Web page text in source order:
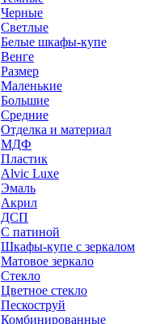
Черные
Светлые
Белые шкафы-купе
Венге
Размер
Маленькие
Большие
Средние
Отделка и материал
МДФ
Пластик
Alvic Luxe
Эмаль
Акрил
ДСП
С патиной
Шкафы-купе с зеркалом
Матовое зеркало
Стекло
Цветное стекло
Пескоструй
Комбинированные